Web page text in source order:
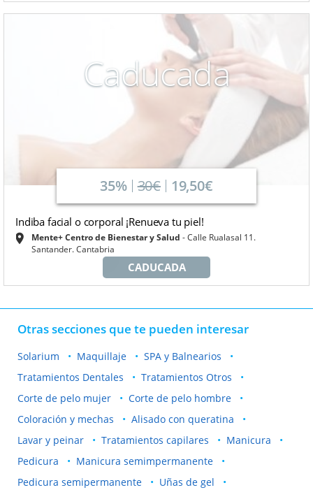
Caducada
35% 30€ 19,50€
Indiba facial o corporal ¡Renueva tu piel!
Mente+ Centro de Bienestar y Salud
Calle Rualasal 11.
Santander. Cantabria
CADUCADA
Otras secciones que te pueden interesar
Solarium Maquillaje
SPA y Balnearios
Tratamientos Dentales
Tratamientos Otros
Corte de pelo mujer
Corte de pelo hombre
Coloración y mechas
Alisado con queratina
Lavar y peinar
Tratamientos capilares
Manicura
Pedicura
Manicura semimpermanente
Pedicura semipermanente
Uñas de gel